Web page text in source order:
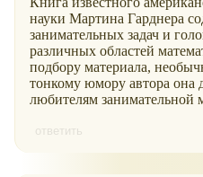
науки Мартина Гарднера
занимательных задач и
различных областей
подбору материала,
тонкому юмору автора она
любителям занимательной
ответить